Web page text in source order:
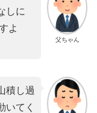
父ちゃん
しに
よ
積し過
いてく